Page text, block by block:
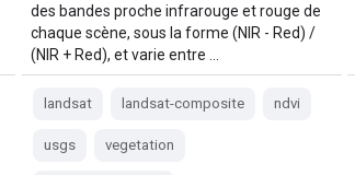
des bandes proche infrarouge et rouge de
chaque scène, sous la forme (NIR - Red) /
(NIR + Red), et varie entre …
landsat landsat-composite ndvi
usgs vegetation